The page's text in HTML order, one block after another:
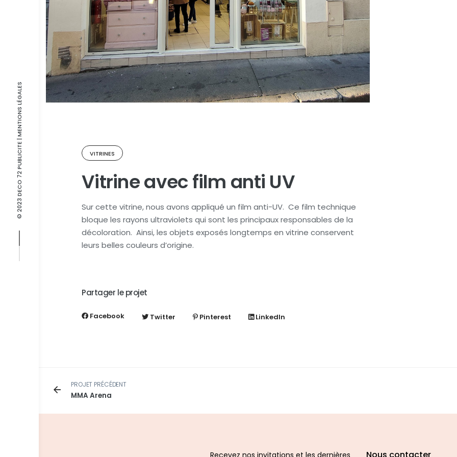
© 2023 DECO 72 PUBLICITE
| MENTIONS LÉGALES
VITRINES
Vitrine avec film anti UV
Sur cette vitrine, nous avons appliqué un film anti-UV. Ce film technique
bloque les rayons ultraviolets qui sont les principaux responsables de la
décoloration. Ainsi, les objets exposés longtemps en vitrine conservent
leurs belles couleurs d’origine.
Partager le projet
Facebook Twitter Pinterest LinkedIn
PROJET PRÉCÉDENT
MMA Arena
Recevez nos invitations et les dernières